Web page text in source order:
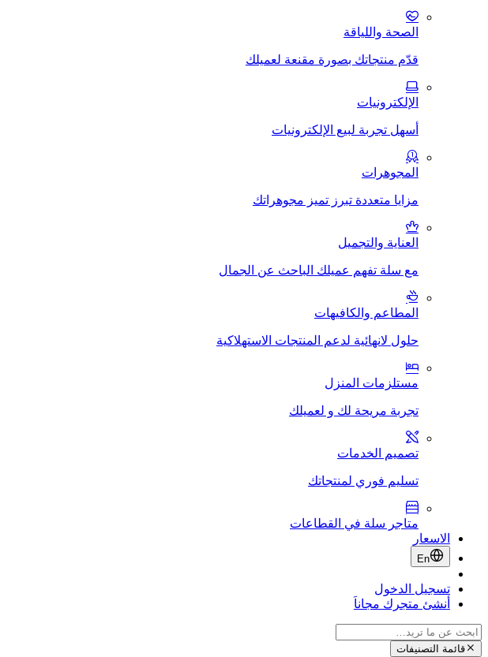
الصحة واللياقة
قدّم منتجاتك بصورة مقنعة لعميلك
الإلكترونيات
أسهل تجربة لبيع الإلكترونيات
المجوهرات
مزايا متعددة تبرز تميز مجوهراتك
العناية والتجميل
مع سلة تفهم عميلك الباحث عن الجمال
المطاعم والكافيهات
حلول لانهائية لدعم المنتجات الاستهلاكية
مستلزمات المنزل
تجربة مريحة لك و لعميلك
تصميم الخدمات
تسليم فوري لمنتجاتك
متاجر سلة في القطاعات
الاسعار
En
تسجيل الدخول
أنشئ متجرك مجاناَ
قائمة التصنيفات